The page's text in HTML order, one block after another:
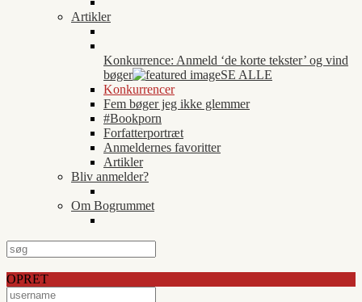
Artikler
Konkurrence: Anmeld ‘de korte tekster’ og vind
bøger
SE ALLE
Konkurrencer
Fem bøger jeg ikke glemmer
#Bookporn
Forfatterportræt
Anmeldernes favoritter
Artikler
Bliv anmelder?
Om Bogrummet
OPRET